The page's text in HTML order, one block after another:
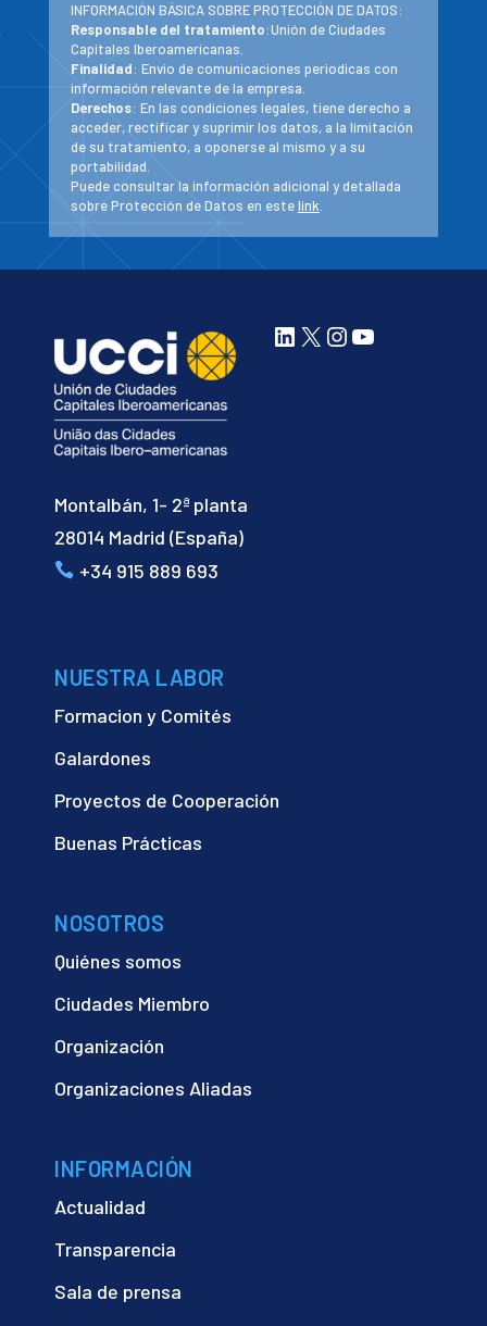
INFORMACIÓN BÁSICA SOBRE PROTECCIÓN DE DATOS:
Responsable del tratamiento:Unión de Ciudades
Capitales Iberoamericanas.
Finalidad: Envío de comunicaciones periodicas con
información relevante de la empresa.
Derechos: En las condiciones legales, tiene derecho a
acceder, rectificar y suprimir los datos, a la limitación
de su tratamiento, a oponerse al mismo y a su
portabilidad.
Puede consultar la información adicional y detallada
sobre Protección de Datos en estelink
Montalbán, 1- 2ª planta
28014 Madrid (España)
+34 915 889 693
LinkedIn
X Instagram
YouTube
NUESTRA LABOR
Formacion y Comités
Galardones
Proyectos de Cooperación
Buenas Prácticas
NOSOTROS
Quiénes somos
Ciudades Miembro
Organización
Organizaciones Aliadas
INFORMACIÓN
Actualidad
Transparencia
Sala de prensa